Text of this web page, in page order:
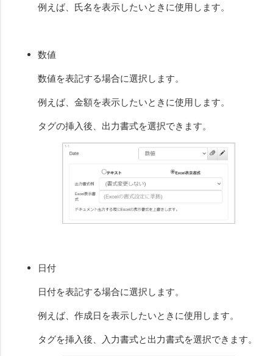
例えば、氏名を表示したいときに使用します。
数値
数値を表記する場合に選択します。
例えば、金額を表示したいときに使用します。
タグの挿入後、出力書式を選択できます。
日付
日付を表記する場合に選択します。
例えば、作成日を表示したいときに使用します。
タグを挿入後、入力書式と出力書式を選択できます。